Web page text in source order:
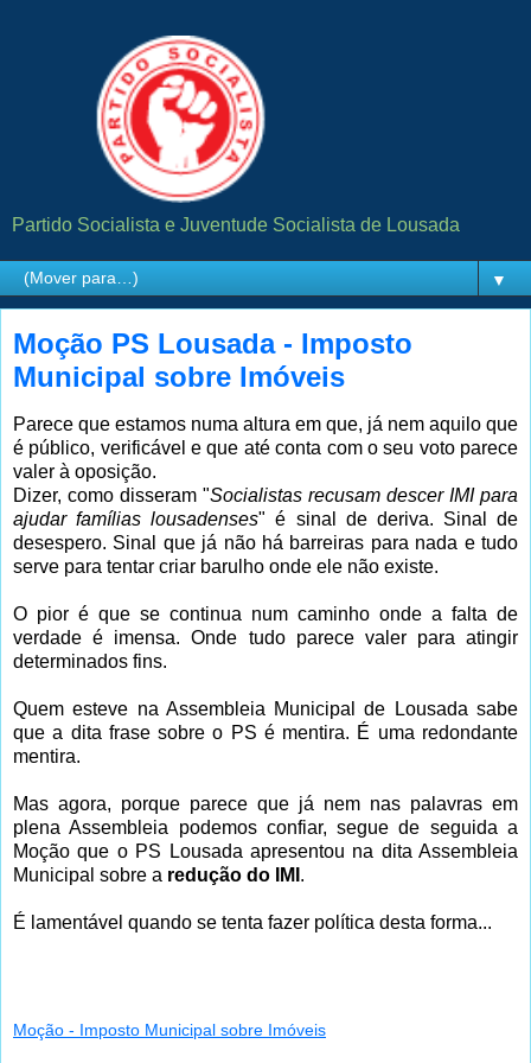
Partido Socialista e Juventude Socialista de Lousada
▼
Moção PS Lousada - Imposto
Municipal sobre Imóveis
Parece que estamos numa altura em que, já nem aquilo que
é público, verificável e que até conta com o seu voto parece
valer à oposição.
Dizer, como disseram "Socialistas recusam descer IMI para
ajudar famílias lousadenses" é sinal de deriva. Sinal de
desespero. Sinal que já não há barreiras para nada e tudo
serve para tentar criar barulho onde ele não existe.
O pior é que se continua num caminho onde a falta de
verdade é imensa. Onde tudo parece valer para atingir
determinados fins.
Quem esteve na Assembleia Municipal de Lousada sabe
que a dita frase sobre o PS é mentira. É uma redondante
mentira.
Mas agora, porque parece que já nem nas palavras em
plena Assembleia podemos confiar, segue de seguida a
Moção que o PS Lousada apresentou na dita Assembleia
Municipal sobre a redução do IMI .
É lamentável quando se tenta fazer política desta forma...
Moção - Imposto Municipal sobre Imóveis